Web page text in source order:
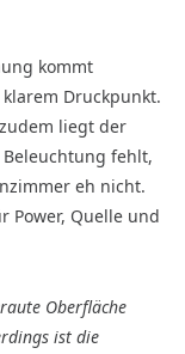
kommt
Druckpunkt.
liegt der
fehlt,
eh nicht.
Power, Quelle und
Oberfläche
ist die